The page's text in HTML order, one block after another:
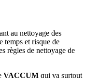
au nettoyage des
temps et risque de
règles de nettoyage de
VACCUM qui va surtout